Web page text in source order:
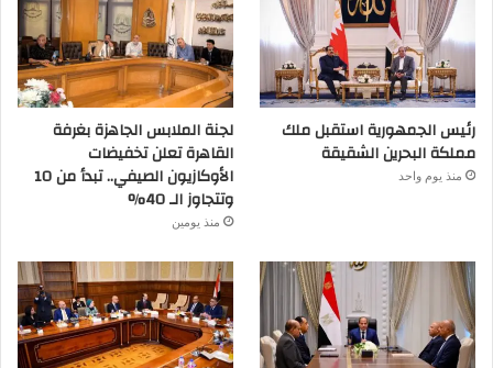
رئيس الجمهورية استقبل ملك
مملكة البحرين الشقيقة
منذ يوم واحد
لجنة الملابس الجاهزة بغرفة
القاهرة تعلن تخفيضات
الأوكازيون الصيفي.. تبدأ من 10
وتتجاوز الـ 40%
منذ يومين